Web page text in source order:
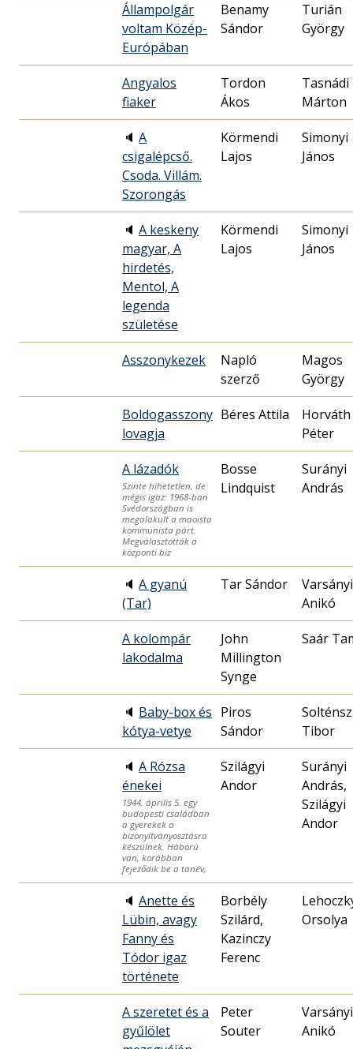
Állampolgár
voltam Közép-
Európában
Benamy
Sándor
Turián
György
Angyalos
fiaker
Tordon
Ákos
Tasnádi
Márton
🔈 A
csigalépcső.
Csoda. Villám.
Szorongás
Körmendi
Lajos
Simonyi
János
🔈 A keskeny
magyar, A
hirdetés,
Mentol, A
legenda
születése
Körmendi
Lajos
Simonyi
János
Asszonykezek
Napló
szerző
Magos
György
Boldogasszony
lovagja
Béres Attila
Horváth
Péter
A lázadók
Szinte hihetetlen, de
mégis igaz: 1968-ban
Svédországban is
megalakult a maoista
kommunista párt.
Megválasztották a
központi biz
Bosse
Lindquist
Surányi
András
🔈 A gyanú
(Tar)
Tar Sándor
Varsányi
Anikó
A kolompár
lakodalma
John
Millington
Synge
Saár
🔈 Baby-box és
kótya-vetye
Piros
Sándor
Tibor
🔈 A Rózsa
énekei
1944. április 5. egy
budapesti családban
a gyerekek a
bizonyítványosztásra
készülnek. Háború
van, korábban
fejeződik be a tanév,
Szilágyi
Andor
Surányi
András,
Szilágyi
Andor
🔈 Anette és
Lübin, avagy
Fanny és
Tódor igaz
története
Borbély
Szilárd,
Kazinczy
Ferenc
Orsolya
A szeretet és a
gyűlölet
Peter
Souter
Varsányi
Anikó